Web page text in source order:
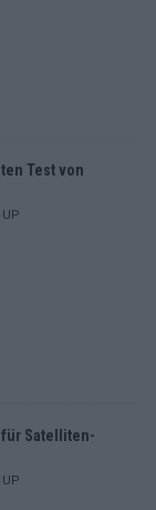
Test von
für Satelliten-